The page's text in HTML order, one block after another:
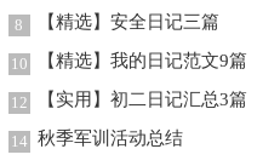
8 【精选】安全日记三篇
10 【精选】我的日记范文9篇
12 【实用】初二日记汇总3篇
14 秋季军训活动总结